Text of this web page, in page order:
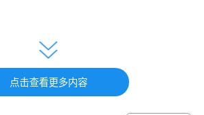
制造 国际经济与贸易 旅游
理
点击查看更多内容